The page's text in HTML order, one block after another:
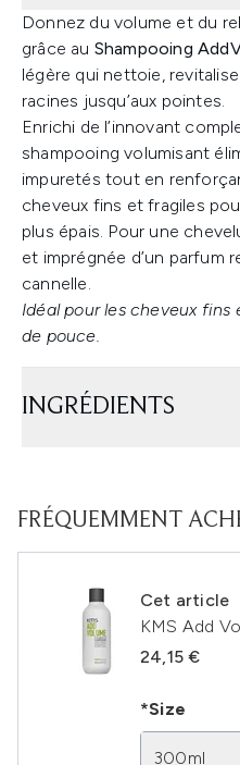
Donnez du volume et du
grâce au Shampooing
légère qui nettoie,
racines jusqu’aux pointes.
Enrichi de l’innovant
shampooing volumisant
impuretés tout en
cheveux fins et fragiles
plus épais. Pour une
et imprégnée d’un parfum
cannelle.
Idéal pour les cheveux
de pouce.
INGRÉDIENTS
FRÉQUEMMENT
Cet article
KMS Add
24,15 €
*Size
300ml